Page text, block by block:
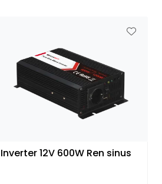
Inverter 12V 600W Ren sinus